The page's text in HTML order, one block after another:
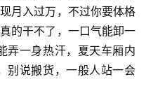
月入过万，不过你要体格
的干不了，一口气能卸一
弄一身热汗，夏天车厢内
别说搬货，一般人站一会